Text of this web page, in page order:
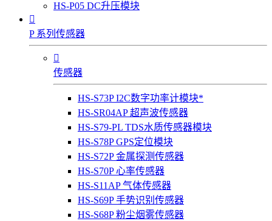
HS-P05 DC升压模块

P 系列传感器

传感器
HS-S73P I2C数字功率计模块*
HS-SR04AP 超声波传感器
HS-S79-PL TDS水质传感器模块
HS-S78P GPS定位模块
HS-S72P 金属探测传感器
HS-S70P 心率传感器
HS-S11AP 气体传感器
HS-S69P 手势识别传感器
HS-S68P 粉尘烟雾传感器